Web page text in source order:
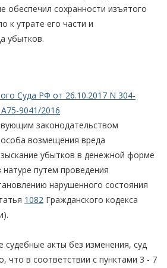
обеспечил сохранности изъятого
к утрате его части и
убытков.
Суда РФ от 26.10.2017 N 304-
9041/2016
законодательством
возмещения вреда
убытков в денежной форме
путем проведения
нарушенного состояния
1082 Гражданского кодекса
акты без изменения, суд
что в соответствии с пунктами 3 - 7